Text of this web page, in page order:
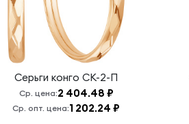
Серьги конго СК-2-П
Ср. цена:2 404.48 ₽
Ср. опт. цена:1 202.24 ₽